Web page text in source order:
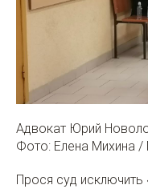
Адвокат Юрий
Фото: Елена Михина /
Прося суд исключить